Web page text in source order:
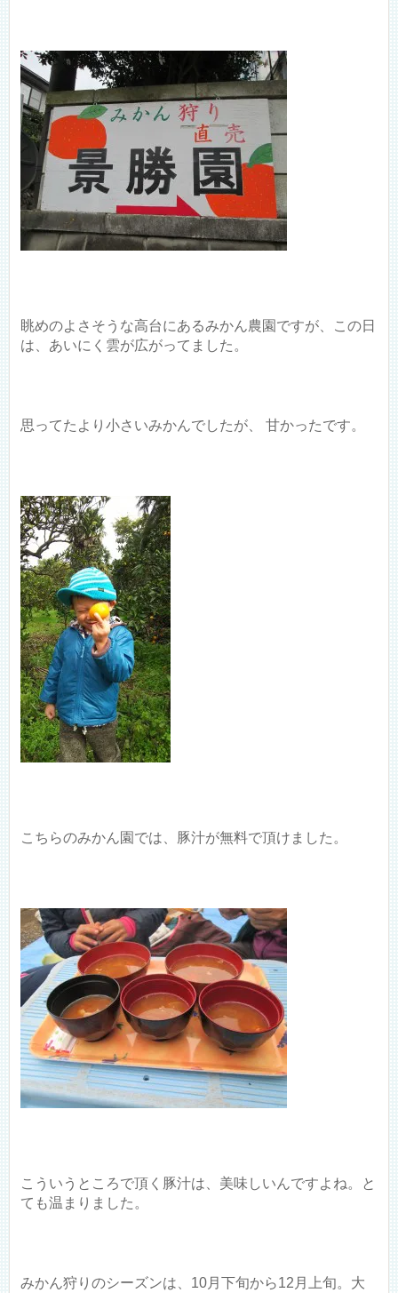
眺めのよさそうな高台にあるみかん農園ですが、この日
は、あいにく雲が広がってました。
思ってたより小さいみかんでしたが、 甘かったです。
こちらのみかん園では、豚汁が無料で頂けました。
こういうところで頂く豚汁は、美味しいんですよね。と
ても温まりました。
みかん狩りのシーズンは、10月下旬から12月上旬。大